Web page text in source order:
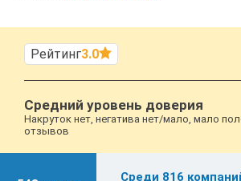
Рейтинг3.0
Средний уровень доверия
Накруток нет, негатива нет/мало, мало положительных
отзывов
Среди 816